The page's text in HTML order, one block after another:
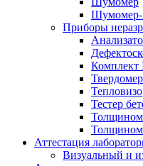
Шумомер-
Приборы
Твердомер
Тестер
Аттестация
Визуальный и